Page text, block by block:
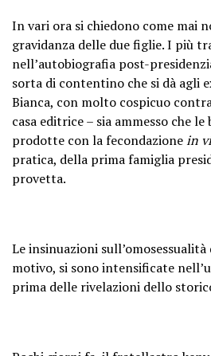
2023
In vari ora si chiedono come mai
gravidanza delle due figlie. I più
nell’autobiografia post-
sorta di contentino che si dà agli
Bianca, con molto cospicuo
casa editrice – sia ammesso che
prodotte con la fecondazionein
pratica, della prima famiglia
provetta.
Le insinuazioni
motivo, si sono intensificate
prima delle rivelazioni dello